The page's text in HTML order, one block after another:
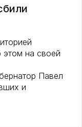
на своей
Павел
и